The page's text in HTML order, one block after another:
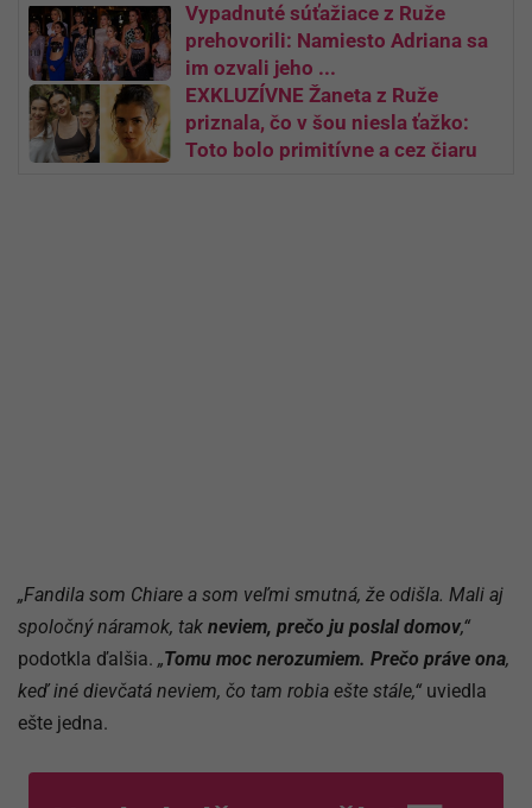
Vypadnuté súťažiace z Ruže
prehovorili: Namiesto Adriana sa
im ozvali jeho ...
EXKLUZÍVNE Žaneta z Ruže
priznala, čo v šou niesla ťažko:
Toto bolo primitívne a cez čiaru
„Fandila som Chiare a som veľmi smutná, že odišla. Mali aj
spoločný náramok, tak neviem, prečo ju poslal domov,“
podotkla ďalšia. „Tomu moc nerozumiem. Prečo práve ona,
keď iné dievčatá neviem, čo tam robia ešte stále,“ uviedla
ešte jedna.